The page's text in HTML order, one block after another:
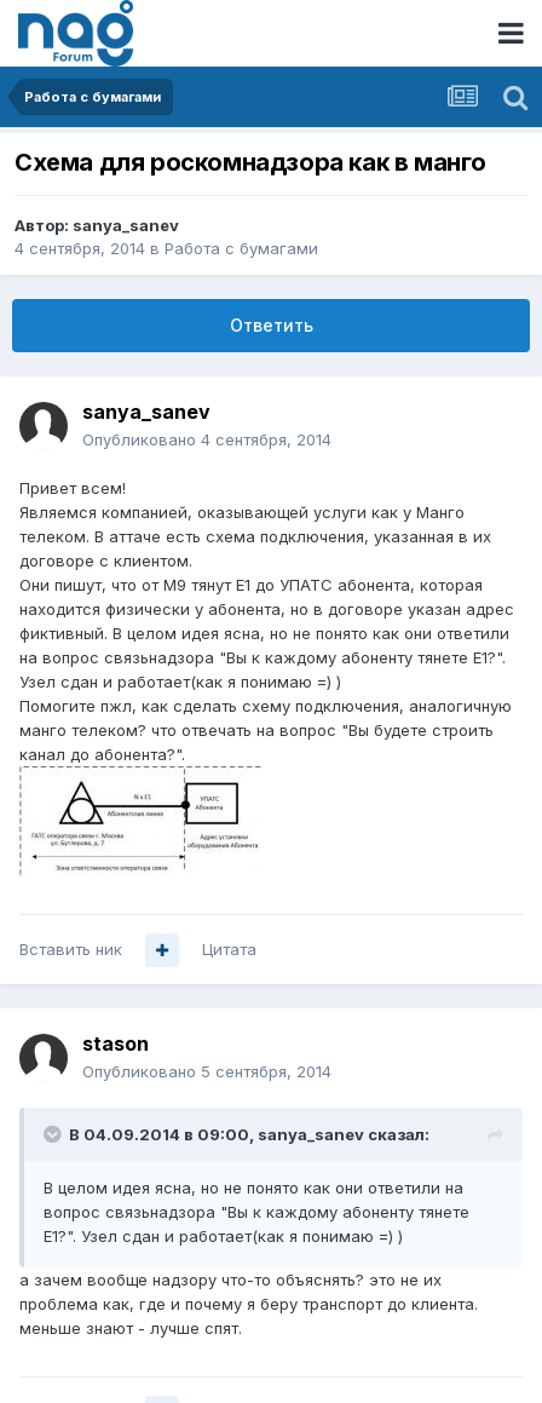
Работа с бумагами
Схема для роскомнадзора как в манго
Автор: sanya_sanev
4 сентября, 2014 в Работа с бумагами
Ответить
sanya_sanev
Опубликовано 4 сентября, 2014
Привет всем!
Являемся компанией, оказывающей услуги как у Манго
телеком. В аттаче есть схема подключения, указанная в их
договоре с клиентом.
Они пишут, что от М9 тянут Е1 до УПАТС абонента, которая
находится физически у абонента, но в договоре указан адрес
фиктивный. В целом идея ясна, но не понято как они ответили
на вопрос связьнадзора "Вы к каждому абоненту тянете Е1?".
Узел сдан и работает(как я понимаю =) )
Помогите пжл, как сделать схему подключения, аналогичную
манго телеком? что отвечать на вопрос "Вы будете строить
канал до абонента?".
Вставить ник Цитата
stason
Опубликовано 5 сентября, 2014
В 04.09.2014 в 09:00, sanya_sanev сказал:
В целом идея ясна, но не понято как они ответили на
вопрос связьнадзора "Вы к каждому абоненту тянете
Е1?". Узел сдан и работает(как я понимаю =) )
а зачем вообще надзору что-то объяснять? это не их
проблема как, где и почему я беру транспорт до клиента.
меньше знают - лучше спят.